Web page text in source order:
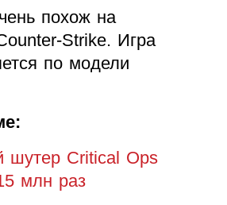
похож на
Strike. Игра
по модели
шутер Critical Ops
млн раз